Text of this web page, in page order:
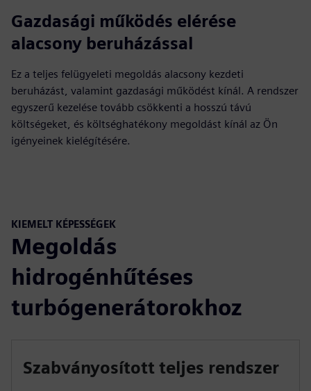
Gazdasági működés elérése
alacsony beruházással
Ez a teljes felügyeleti megoldás alacsony kezdeti
beruházást, valamint gazdasági működést kínál. A rendszer
egyszerű kezelése tovább csökkenti a hosszú távú
költségeket, és költséghatékony megoldást kínál az Ön
igényeinek kielégítésére.
KIEMELT KÉPESSÉGEK
Megoldás
hidrogénhűtéses
turbógenerátorokhoz
Szabványosított teljes rendszer